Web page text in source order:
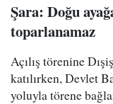
Şara: Doğu
toparlanamaz
Açılış törenine
katılırken, Devlet
yoluyla törene